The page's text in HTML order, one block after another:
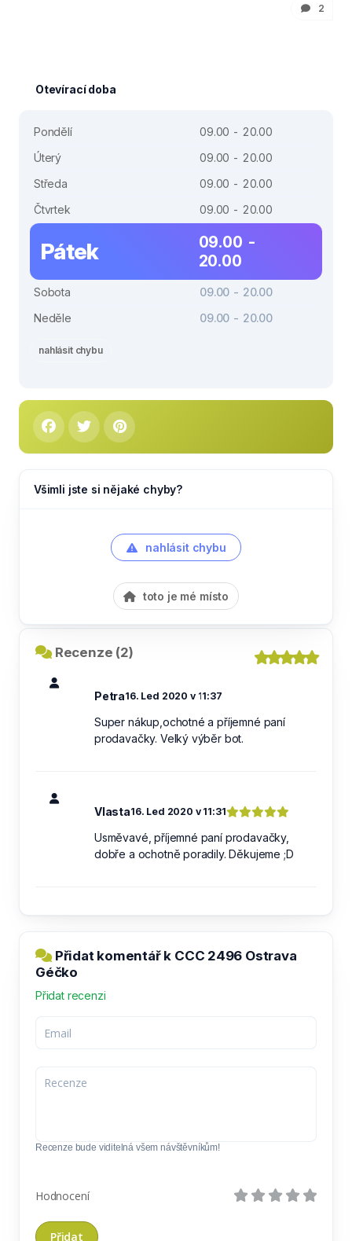
2
Otevírací doba
Pondělí
09.00 - 20.00
Úterý
09.00 - 20.00
Středa
09.00 - 20.00
Čtvrtek
09.00 - 20.00
Pátek
09.00 -
20.00
Sobota
09.00 - 20.00
Neděle
09.00 - 20.00
nahlásit chybu
Všimli jste si nějaké chyby?
nahlásit chybu
toto je mé místo
Recenze (2)
Petra16. Led 2020 v 11:37
Super nákup,ochotné a příjemné paní
prodavačky. Velký výběr bot.
Vlasta16. Led 2020 v 11:31
Usměvavé, příjemné paní prodavačky,
dobře a ochotně poradily. Děkujeme ;D
Přidat komentář k CCC 2496 Ostrava
Géčko
Přidat recenzi
Recenze bude viditelná všem návštěvníkům!
Hodnocení